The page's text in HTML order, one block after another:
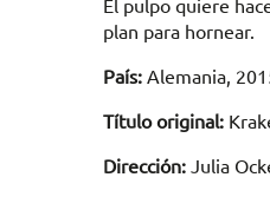
El pulpo quiere
plan para hornear.
País: Alemania,
Título original:
Dirección: Julia